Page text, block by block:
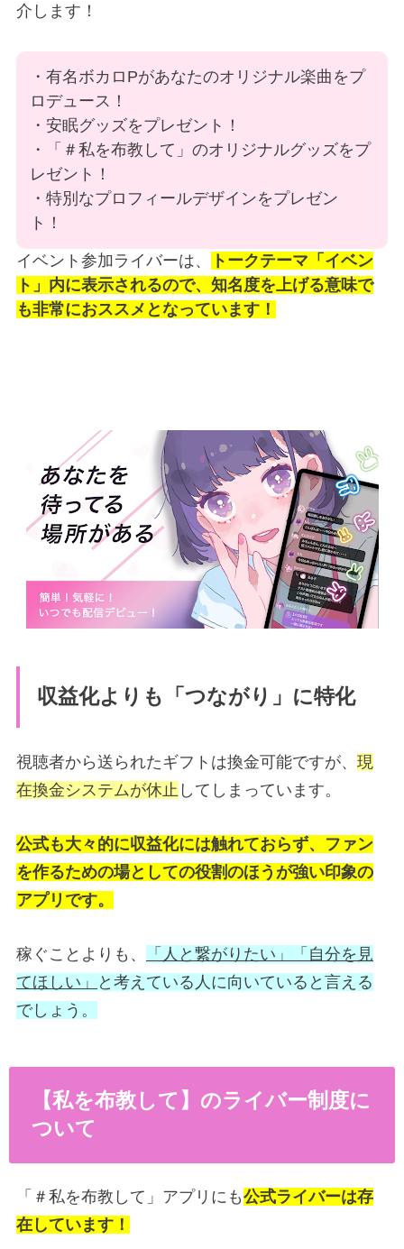
介します！
・有名ボカロPがあなたのオリジナル楽曲をプ
ロデュース！
・安眠グッズをプレゼント！
・「＃私を布教して」のオリジナルグッズをプ
レゼント！
・特別なプロフィールデザインをプレゼン
ト！
イベント参加ライバーは、
トークテーマ「イベン
ト」内に表示されるので、知名度を上げる意味で
も非常におススメとなっています！
収益化よりも「つながり」に特化
視聴者から送られたギフトは換金可能ですが、 現
在換金システムが休止 してしまっています。
公式も大々的に収益化には触れておらず、ファン
を作るための場としての役割のほうが強い印象の
アプリです。
稼ぐことよりも、
「人と繋がりたい」「自分を見
てほしい」
と考えている人に向いていると言える
でしょう。
【私を布教して】のライバー制度に
ついて
「＃私を布教して」アプリにも公式ライバーは存
在しています！